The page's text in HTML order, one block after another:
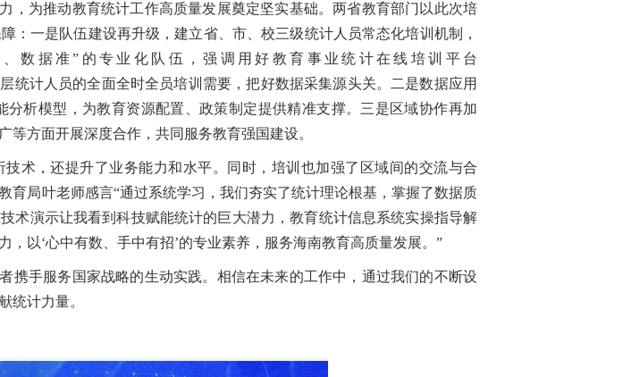
，为推动教育统计工作高质量发展奠定坚实基础。两省教育部门以此次培
：一是队伍建设再升级，建立省、市、校三级统计人员常态化培训机制，
数据准”的专业化队伍，强调用好教育事业统计在线培训平台
层统计人员的全面全时全员培训需要，把好数据采集源头关。二是数据应用
析模型，为教育资源配置、政策制定提供精准支撑。三是区域协作再加
方面开展深度合作，共同服务教育强国建设。
术，还提升了业务能力和水平。同时，培训也加强了区域间的交流与合
局叶老师感言“通过系统学习，我们夯实了统计理论根基，掌握了数据质
术演示让我看到科技赋能统计的巨大潜力，教育统计信息系统实操指导解
以‘心中有数、手中有招’的专业素养，服务海南教育高质量发展。”
携手服务国家战略的生动实践。相信在未来的工作中，通过我们的不断设
统计力量。